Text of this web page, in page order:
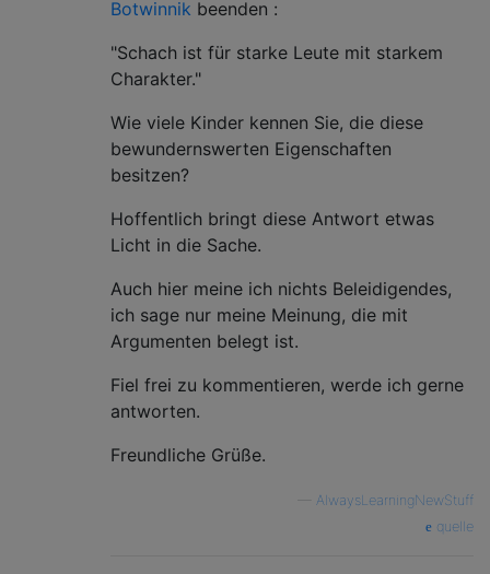
Botwinnik beenden :
"Schach ist für starke Leute mit starkem
Charakter."
Wie viele Kinder kennen Sie, die diese
bewundernswerten Eigenschaften
besitzen?
Hoffentlich bringt diese Antwort etwas
Licht in die Sache.
Auch hier meine ich nichts Beleidigendes,
ich sage nur meine Meinung, die mit
Argumenten belegt ist.
Fiel frei zu kommentieren, werde ich gerne
antworten.
Freundliche Grüße.
AlwaysLearningNewStuff
quelle